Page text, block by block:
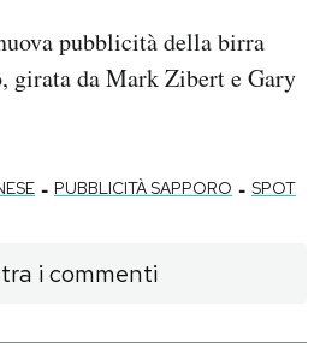
Mondiali calcio 2026
pubblicità della birra
girata da Mark Zibert e Gary
- PUBBLICITÀ SAPPORO - SPOT
i commenti